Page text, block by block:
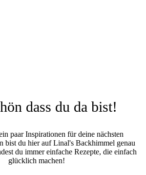
dass du da bist!
paar Inspirationen für deine nächsten
bist du hier auf Linal's Backhimmel genau
du immer einfache Rezepte, die einfach
glücklich machen!